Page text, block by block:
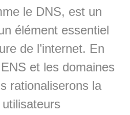
le DNS, est un
élément essentiel
de l’internet. En
et les domaines
rationaliserons la